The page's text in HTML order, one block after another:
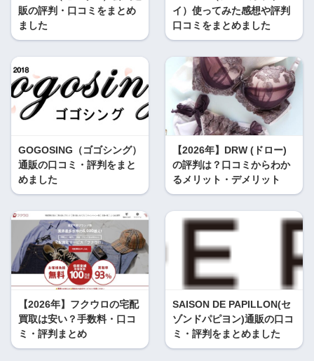
販の評判・口コミをまとめ
ました
イ）使ってみた感想や評判
口コミをまとめました
GOGOSING（ゴゴシング）
通販の口コミ・評判をまと
めました
【2026年】DRW (ドロー)
の評判は？口コミからわか
るメリット・デメリット
【2026年】フクウロの宅配
買取は安い？手数料・口コ
ミ・評判まとめ
SAISON DE PAPILLON(セ
ゾンドパピヨン)通販の口コ
ミ・評判をまとめました